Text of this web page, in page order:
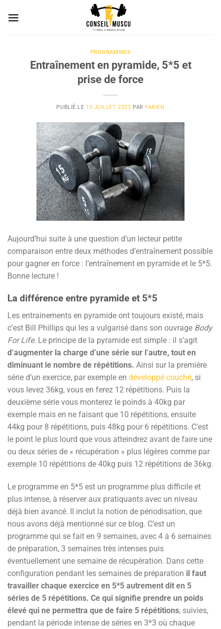
PROGRAMMES
Entraînement en pyramide, 5*5 et
prise de force
PUBLIÉ LE 10 JUILLET 2023 PAR FABIEN
Aujourd’hui suite à une question d’un lecteur petite
comparaison entre deux méthodes d’entraînement possible
pour gagner en force : l’entraînement en pyramide et le 5*5.
Bonne lecture !
La différence entre pyramide et 5*5
Les entrainements en pyramide ont toujours existé, mais
c’est Bill Phillips qui les a vulgarisé dans son ouvrage Body
For Life. Le principe de la pyramide est simple : il s’agit
d’augmenter la charge d’une série sur l’autre, tout en
diminuant le nombre de répétitions. Ainsi sur la première
série d’un exercice, par exemple en développé couché, si
vous levez 36kg, vous en ferez 12 répétitions. Puis la
deuxième série vous monterez le poinds à 40kg par
exemple mais en ne faisant que 10 répétitions, ensuite
44kg pour 8 répétitions, puis 48kg pour 6 répétitions. C’est
le point le plus lourd que vous atteindrez avant de faire une
ou deux séries de « récupération » plus légères comme par
exemple 10 répétitions de 40kg puis 12 répétitions de 36kg.
Le programme en 5*5 est un programme plus difficile et
plus intense, à réserver aux pratiquants avec un niveau
déjà bien avancé. Il inclut la notion de périodisation, que
nous avons déjà mentionné sur ce blog. C’est un
programme qui se fait en 9 semaines, avec 4 à 6 semaines
de préparation, 3 semaines très intenses puis
éventuellement une semaine de récupération. Dans cette
configuration pendant les semaines de préparation il faut
travailler chaque exercice en 5*5 autrement dit en 5
séries de 5 répétitions. Ce qui signifie prendre un poids
élevé qui ne permettra que de faire 5 répétitions, suivies,
pendant la période intense de séries en 3*3 où chaque